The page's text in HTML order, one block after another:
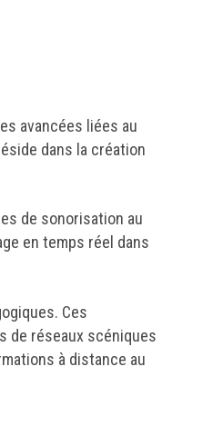
avancées liées au
dans la création
de sonorisation au
en temps réel dans
Ces
de réseaux scéniques
à distance au